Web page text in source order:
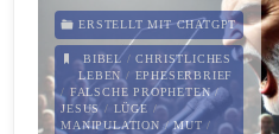
unser
Auftrag
als
ERSTELLT MIT CHATGPT
BIBEL/CHRISTLICHES
LEBEN / EPHESERBRIEF
/ FALSCHE PROPHETEN/
JESUS/ LÜGE /
MANIPULATION /MUT /